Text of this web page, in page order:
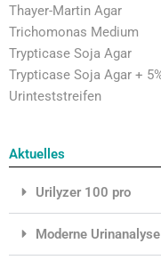
Thayer-Martin Agar
Trichomonas Medium
Trypticase Soja Agar
Trypticase Soja Agar +
Urinteststreifen
Aktuelles
Urilyzer 100 pro
Moderne Urinanalyse